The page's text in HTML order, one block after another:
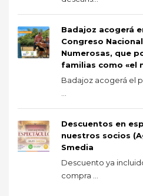
Badajoz acogerá
Congreso
Numerosas, que
familias como «el
Badajoz acogerá el
Descuentos en
nuestros socios
Smedia
Descuento ya
compra ...